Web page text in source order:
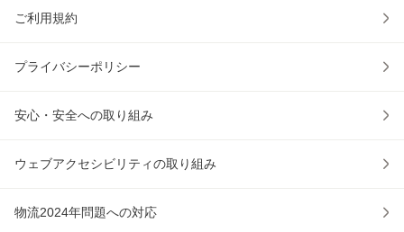
ご利用規約
プライバシーポリシー
安心・安全への取り組み
ウェブアクセシビリティの取り組み
物流2024年問題への対応